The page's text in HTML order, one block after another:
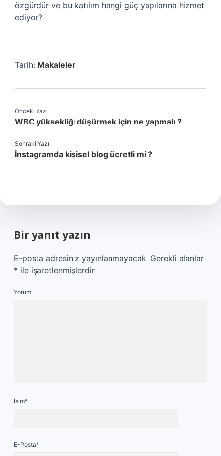
özgürdür ve bu katılım hangi güç yapılarına hizmet
ediyor?
Tarih: Makaleler
Önceki Yazı
WBC yüksekliği düşürmek için ne yapmalı ?
Sonraki Yazı
İnstagramda kişisel blog ücretli mi ?
Bir yanıt yazın
E-posta adresiniz yayınlanmayacak. Gerekli alanlar
* ile işaretlenmişlerdir
Yorum
İsim*
E-Posta*